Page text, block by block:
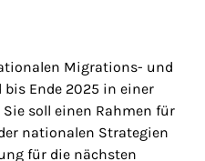
Migrations- und
Ende 2025 in einer
soll einen Rahmen für
nationalen Strategien
für die nächsten